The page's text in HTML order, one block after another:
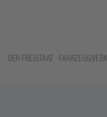
DER FREISTAAT